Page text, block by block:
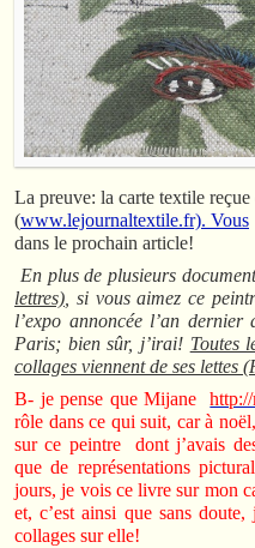
La preuve: la carte textile reçue
(www.lejournaltextile.fr). Vous
dans le prochain article!
En plus de plusieurs
lettres) , si vous aimez ce
l’expo annoncée l’an
Paris; bien sûr, j’irai! Toutes
collages viennent de ses lettes
B- je pense que Mijane
rôle dans ce qui suit, car à
sur ce peintre dont j’avais
que de représentations
jours, je vois ce livre sur mon
et, c’est ainsi que sans
collages sur elle!